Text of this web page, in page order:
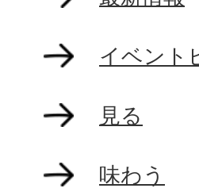
イベント
見る
味わう